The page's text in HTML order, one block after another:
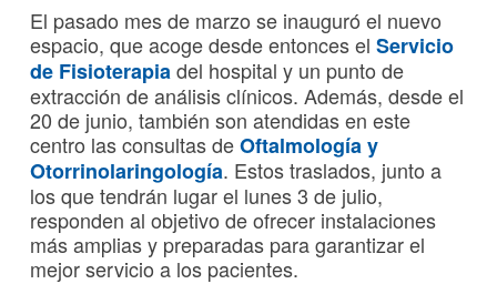
El pasado mes de marzo se inauguró el nuevo
espacio, que acoge desde entonces el Servicio
de Fisioterapiadel hospital y un punto de
extracción de análisis clínicos. Además, desde el
20 de junio, también son atendidas en este
centro las consultas deOftalmología y
Otorrinolaringología. Estos traslados, junto a
los que tendrán lugar el lunes 3 de julio,
responden al objetivo de ofrecer instalaciones
más amplias y preparadas para garantizar el
mejor servicio a los pacientes.